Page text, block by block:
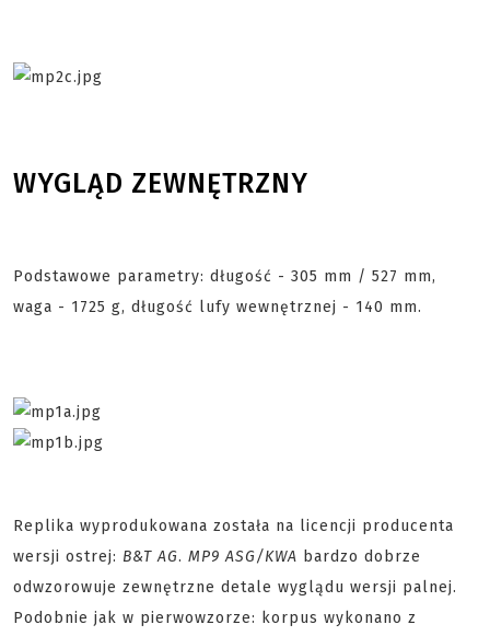
WYGLĄD ZEWNĘTRZNY
Podstawowe parametry: długość - 305 mm / 527 mm,
waga - 1725 g, długość lufy wewnętrznej - 140 mm.
Replika wyprodukowana została na licencji producenta
wersji ostrej: B&T AG. MP9 ASG/KWA bardzo dobrze
odwzorowuje zewnętrzne detale wyglądu wersji palnej.
Podobnie jak w pierwowzorze: korpus wykonano z